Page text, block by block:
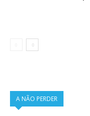
A NÃO PERDER